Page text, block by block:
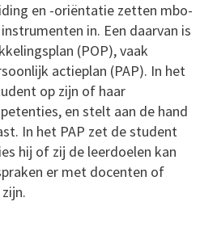
en -oriëntatie zetten mbo-
in. Een daarvan is
(POP), vaak
actieplan (PAP). In het
op zijn of haar
en stelt aan de hand
In het PAP zet de student
hij of zij de leerdoelen kan
er met docenten of